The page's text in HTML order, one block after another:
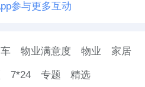
参与更多互动
物业满意度 物业 家居
7*24 专题 精选